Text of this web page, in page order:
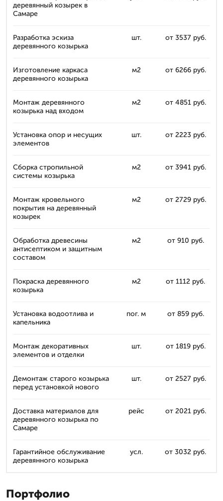
деревянный козырек в
Самаре
Разработка эскиза
деревянного козырька
шт. от 3537 руб.
Изготовление каркаса
деревянного козырька
м2 от 6266 руб.
Монтаж деревянного
козырька над входом
м2 от 4851 руб.
Установка опор и несущих
элементов
шт. от 2223 руб.
Сборка стропильной
системы козырька
м2 от 3941 руб.
Монтаж кровельного
покрытия на деревянный
козырек
м2 от 2729 руб.
Обработка древесины
антисептиком и защитным
составом
м2 от 910 руб.
Покраска деревянного
козырька
м2 от 1112 руб.
Установка водоотлива и
капельника
пог. м от 859 руб.
Монтаж декоративных
элементов и отделки
шт. от 1819 руб.
Демонтаж старого козырька
перед установкой нового
шт. от 2527 руб.
Доставка материалов для
деревянного козырька по
Самаре
рейс от 2021 руб.
Гарантийное обслуживание
деревянного козырька
усл. от 3032 руб.
Портфолио